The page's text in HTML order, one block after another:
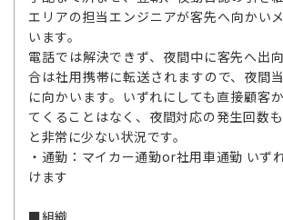
エリアの担当エンジニアが客先へ向かい
います。
電話では解決できず、夜間中に客先へ出
合は社用携帯に転送されますので、夜間
に向かいます。いずれにしても直接顧客
てくることはなく、夜間対応の発生回数
と非常に少ない状況です。
・通勤：マイカー通勤or社用車通勤 いず
けます
■組織